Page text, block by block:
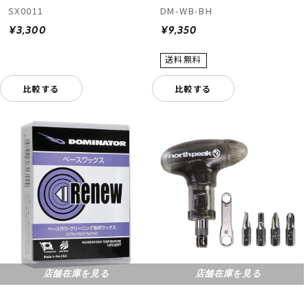
SX0011
¥3,300
比較する
DM-WB-BH
¥9,350
比較する
店舗在庫を見る 店舗在庫を見る